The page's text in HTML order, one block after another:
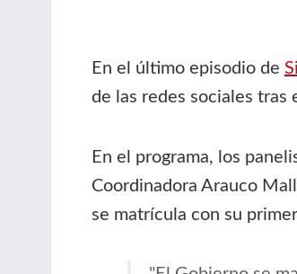
En el último episodio de
de las redes sociales
En el programa, los
Coordinadora Arauco
se matrícula con su